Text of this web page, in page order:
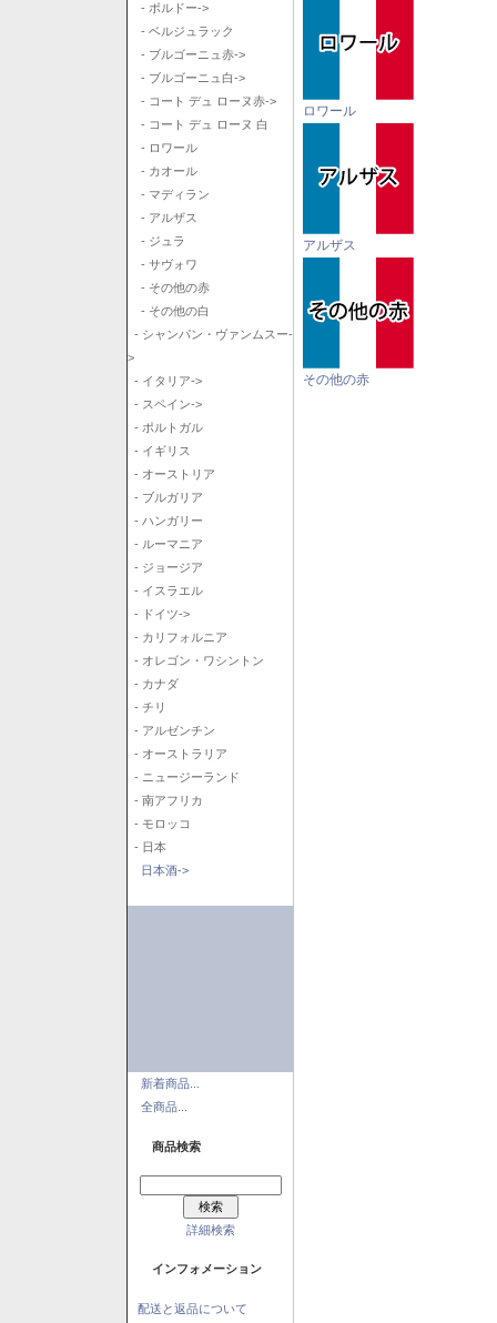
- ボルドー->
- ベルジュラック
- ブルゴーニュ赤->
- ブルゴーニュ白->
- コート デュ ローヌ赤->
- コート デュ ローヌ 白
- ロワール
- カオール
- マディラン
- アルザス
- ジュラ
- サヴォワ
- その他の赤
- その他の白
- シャンパン・ヴァンムスー-
>
- イタリア->
- スペイン->
- ポルトガル
- イギリス
- オーストリア
- ブルガリア
- ハンガリー
- ルーマニア
- ジョージア
- イスラエル
- ドイツ->
- カリフォルニア
- オレゴン・ワシントン
- カナダ
- チリ
- アルゼンチン
- オーストラリア
- ニュージーランド
- 南アフリカ
- モロッコ
- 日本
日本酒->
新着商品...
全商品...
商品検索
詳細検索
インフォメーション
配送と返品について
ロワール
アルザス
その他の赤